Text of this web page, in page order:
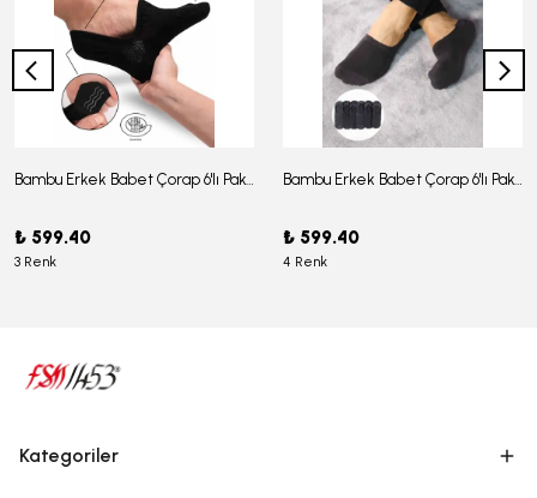
Bambu Erkek Babet Çorap 6'lı Paket - J-03
₺ 599.40
3 Renk
Bambu Erkek Babet Çorap 6'lı Paket -J-08
₺ 599.40
4 Renk
Kategoriler